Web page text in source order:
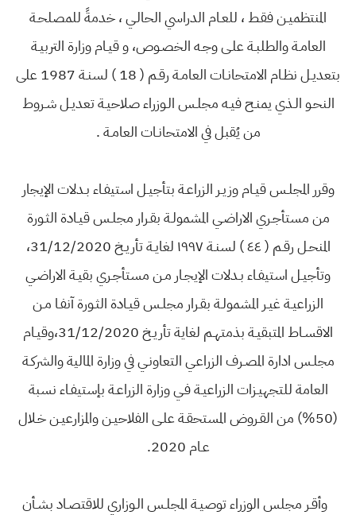
المنتظميـن فقـط ، للعـام الدراسي الحالـي ، خدمةً للمصلحـة
العامـة والطلبـة علـى وجـه الخصـوص، و قيـام وزارة التربيـة
بتعديـل نظـام الامتحانـات العامـة رقـم ( 18 ) لسنـة 1987 على
النحـو الـذي يمنـح فيـه مجلـس الـوزراء صلاحيـة تعديـل شـروط
من يُقبل في الامتحانـات العامـة .
وقرر المجلـس قيـام وزيـر الزراعـة بتأجيـل استيفـاء بـدلات الإيجار
من مستأجـري الاراضـي المشمولـة بقـرار مجلـس قيـادة الثـورة
المنحـل رقـم ( ٤٤ ) لسنـة ١٩٩٧ لغايـة تأريـخ 31/12/2020،
وتأجيـل استيفـاء بـدلات الإيجـار مـن مستأجـري بقيـة الاراضـي
الزراعيـة غيـر المشمولـة بقـرار مجلـس قيـادة الثـورة آنفـا مـن
الاقسـاط المتبقيـة بذمتهـم لغاية تأريـخ 31/12/2020،وقيـام
مجلـس ادارة المصـرف الزراعـي التعاونـي في وزارة المالية والشركـة
العامة للتجهيـزات الزراعيـة فـي وزارة الزراعـة بإستيفـاء نسبة
(50%) من القـروض المستحقـة علـى الفلاحيـن والمزارعيـن خـلال
عـام 2020.
وأقـر مجلس الوزراء توصيـة المجلـس الـوزاري للاقتصـاد بشـأن